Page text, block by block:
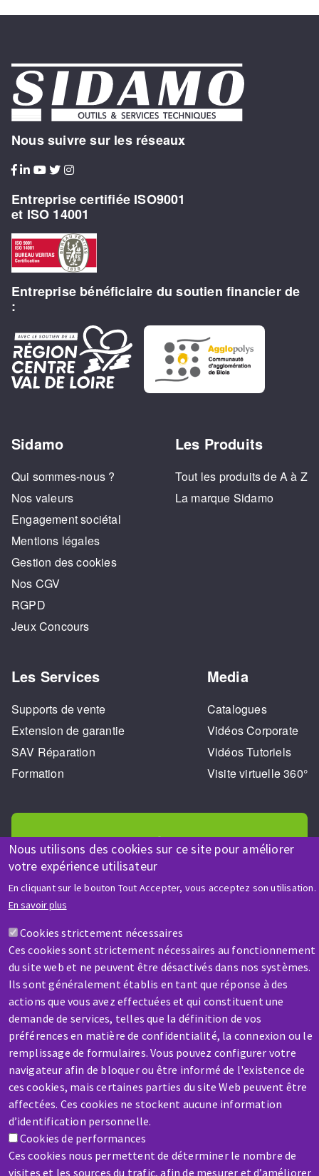
Nous utilisons des cookies sur ce site pour améliorer
votre expérience utilisateur
En cliquant sur le bouton Tout Accepter, vous acceptez son utilisation.
En savoir plus
Cookies strictement nécessaires
Ces cookies sont strictement nécessaires au fonctionnement
du site web et ne peuvent être désactivés dans nos systèmes.
Ils sont généralement établis en tant que réponse à des
actions que vous avez effectuées et qui constituent une
demande de services, telles que la définition de vos
préférences en matière de confidentialité, la connexion ou le
remplissage de formulaires. Vous pouvez configurer votre
navigateur afin de bloquer ou être informé de l'existence de
ces cookies, mais certaines parties du site Web peuvent être
affectées. Ces cookies ne stockent aucune information
d’identification personnelle.
Cookies de performances
Ces cookies nous permettent de déterminer le nombre de
visites et les sources du trafic, afin de mesurer et d’améliorer
Nous suivre sur les réseaux
Entreprise certifiée ISO9001
et ISO 14001
Entreprise bénéficiaire du soutien financier de
:
Sidamo
Qui sommes-nous ?
Nos valeurs
Engagement sociétal
Mentions légales
Gestion des cookies
Nos CGV
RGPD
Jeux Concours
Les Produits
Tout les produits de A à Z
La marque Sidamo
Les Services
Supports de vente
Extension de garantie
SAV Réparation
Formation
Media
Catalogues
Vidéos Corporate
Vidéos Tutoriels
Visite virtuelle 360°
AIDE & CONTACT
Une question ? Un renseignement ?
Contactez-nous
SAV / RÉPARATION
Une machine cassée ? En panne ?
Contactez-nous